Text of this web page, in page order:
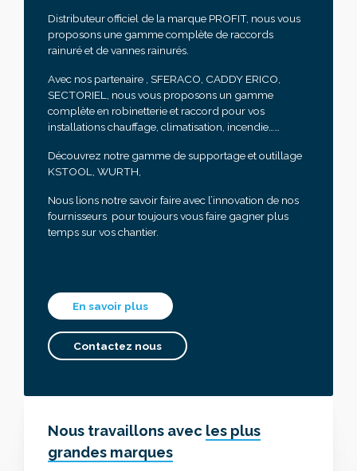
Distributeur officiel de la marque PROFIT, nous vous
proposons une gamme complète de raccords
rainuré et de vannes rainurés.
Avec nos partenaire , SFERACO, CADDY ERICO,
SECTORIEL, nous vous proposons un gamme
complète en robinetterie et raccord pour vos
installations chauffage, climatisation, incendie……
Découvrez notre gamme de supportage et outillage
KSTOOL, WURTH,
Nous lions notre savoir faire avec l’innovation de nos
fournisseurs pour toujours vous faire gagner plus
temps sur vos chantier.
En savoir plus
Contactez nous
Nous travaillons avec les plus
grandes marques